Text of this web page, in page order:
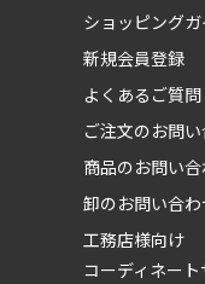
ショッピングガ
新規会員登録
よくあるご質問
ご注文のお問
商品のお問い
卸のお問い合わ
工務店様向け
コーディネート